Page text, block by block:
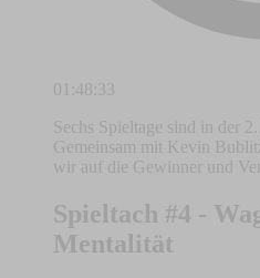
01:48:33
Sechs Spieltage sind in der
Gemeinsam mit Kevin
wir auf die Gewinner und
Spieltach #4 -
Mentalität